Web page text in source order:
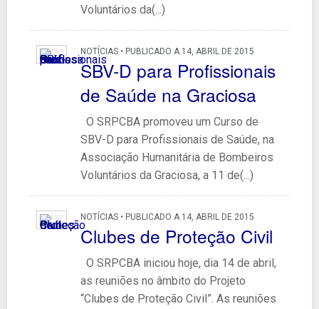
Voluntários da(...)
NOTÍCIAS • PUBLICADO A 14, ABRIL DE 2015
SBV-D para Profissionais
de Saúde na Graciosa
O SRPCBA promoveu um Curso de
SBV-D para Profissionais de Saúde, na
Associação Humanitária de Bombeiros
Voluntários da Graciosa, a 11 de(...)
NOTÍCIAS • PUBLICADO A 14, ABRIL DE 2015
Clubes de Proteção Civil
O SRPCBA iniciou hoje, dia 14 de abril,
as reuniões no âmbito do Projeto
“Clubes de Proteção Civil”. As reuniões